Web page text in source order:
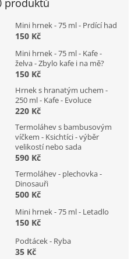
produktů
Mini hrnek - 75 ml - Prdící had
150 Kč
Mini hrnek - 75 ml - Kafe -
želva - Zbylo kafe i na mě?
150 Kč
Hrnek s hranatým uchem -
250 ml - Kafe - Evoluce
220 Kč
Termoláhev s bambusovým
víčkem - Ksichtíci - výběr
velikostí nebo sada
590 Kč
Termoláhev - plechovka -
Dinosauři
500 Kč
Mini hrnek - 75 ml - Letadlo
150 Kč
Podtácek - Ryba
35 Kč